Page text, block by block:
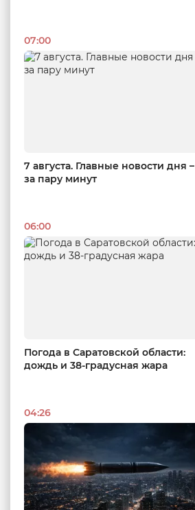
07:00
7 августа. Главные новости дня –
за пару минут
06:00
Погода в Саратовской области:
дождь и 38-градусная жара
04:26